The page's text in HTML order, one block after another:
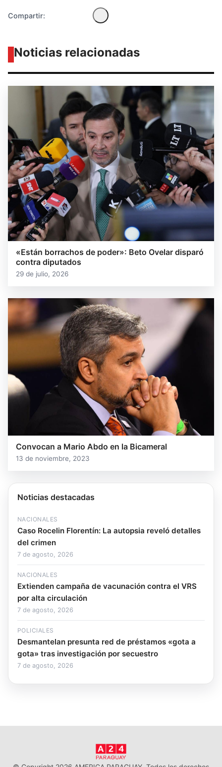
Compartir:
Noticias relacionadas
«Están borrachos de poder»: Beto Ovelar disparó
contra diputados
29 de julio, 2026
Convocan a Mario Abdo en la Bicameral
13 de noviembre, 2023
Noticias destacadas
NACIONALES
Caso Rocelin Florentín: La autopsia reveló detalles
del crimen
7 de agosto, 2026
NACIONALES
Extienden campaña de vacunación contra el VRS
por alta circulación
7 de agosto, 2026
POLICIALES
Desmantelan presunta red de préstamos «gota a
gota» tras investigación por secuestro
7 de agosto, 2026